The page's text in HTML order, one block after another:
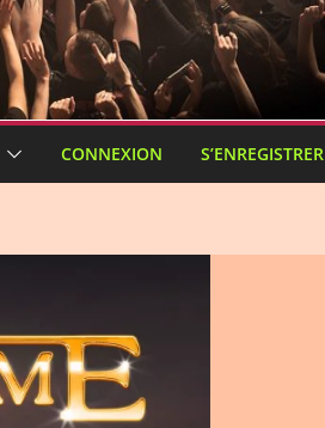
CONNEXION S’ENREGISTRER